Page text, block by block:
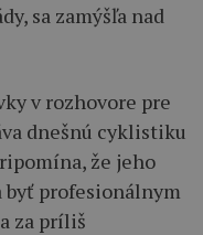
sa zamýšľa nad
v rozhovore pre
dnešnú cyklistiku
že jeho
byť profesionálnym
za príliš